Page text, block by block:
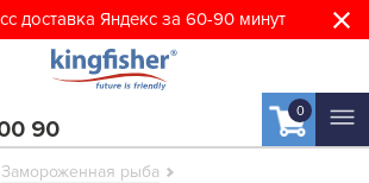
доставка Яндекс за 60-90 минут
0
90
Замороженная рыба